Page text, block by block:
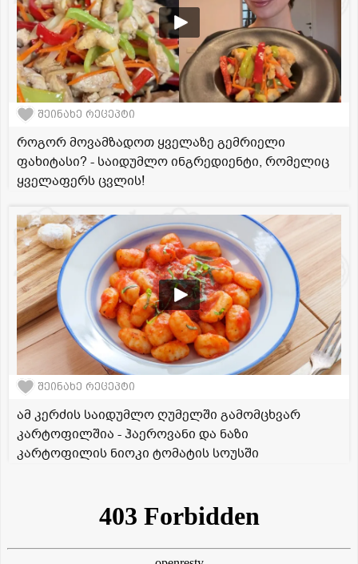
შეინახე რეცეპტი
როგორ მოვამზადოთ ყველაზე გემრიელი
ფახიტასი? - საიდუმლო ინგრედიენტი, რომელიც
ყველაფერს ცვლის!
შეინახე რეცეპტი
ამ კერძის საიდუმლო ღუმელში გამომცხვარ
კარტოფილშია - ჰაეროვანი და ნაზი
კარტოფილის ნიოკი ტომატის სოუსში